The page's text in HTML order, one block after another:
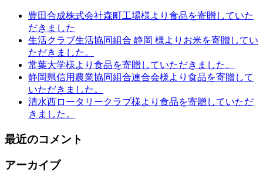
豊田合成株式会社森町工場様より食品を寄贈していた
だきました
生活クラブ生活協同組合 静岡 様よりお米を寄贈してい
ただきました。
常葉大学様より食品を寄贈していただきました。
静岡県信用農業協同組合連合会様より食品を寄贈して
いただきました。
清水西ロータリークラブ様より食品を寄贈していただ
きました。
最近のコメント
アーカイブ